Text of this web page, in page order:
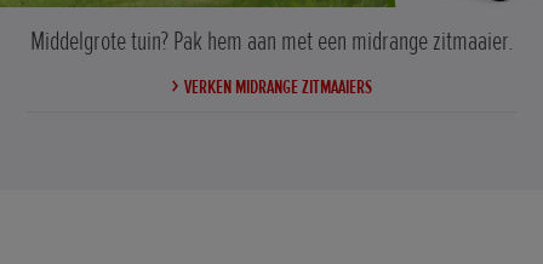
Middelgrote tuin? Pak hem aan met een midrange zitmaaier.
VERKEN MIDRANGE ZITMAAIERS